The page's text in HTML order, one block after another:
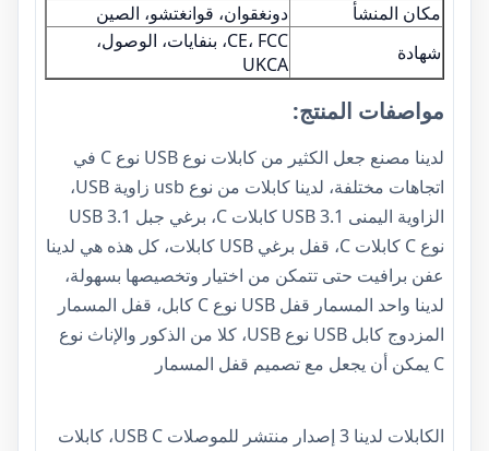
مكان المنشأ
دونغقوان، قوانغتشو، الصين
شهادة
CE، FCC، بنفايات، الوصول،
UKCA
مواصفات المنتج:
لدينا مصنع جعل الكثير من كابلات نوع USB نوع C في
اتجاهات مختلفة، لدينا كابلات من نوع usb زاوية USB،
الزاوية اليمنى USB 3.1 كابلات C، برغي جبل USB 3.1
نوع C كابلات C، قفل برغي USB كابلات، كل هذه هي لدينا
عفن برافيت حتى تتمكن من اختيار وتخصيصها بسهولة،
لدينا واحد المسمار قفل USB نوع C كابل
، قفل المسمار
المزدوج كابل USB نوع USB، كلا من الذكور والإناث نوع
C يمكن أن يجعل مع تصميم قفل المسمار
الكابلات لدينا 3 إصدار منتشر للموصلات USB C، كابلات